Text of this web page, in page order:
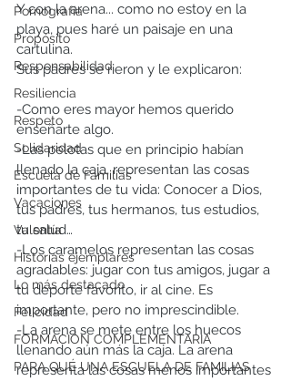
Pornografía
Propósito
Responsabilidad
Resiliencia
Respeto
Solidaridad
Escuela de Familias
Vacaciones
Valentía
Historias ejemplares
Lo más destacado
Felicidad
FORMACIÓN COMPLEMENTARIA
PARA QUÉ UNA ESCUELA DE FAMILIAS
Y con la arena... como no estoy en la
playa, pues haré un paisaje en una
cartulina.
Sus padres se rieron y le explicaron:
-Como eres mayor hemos querido
enseñarte algo.
-Las pelotas que en principio habían
llenado la caja, representan las cosas
importantes de tu vida: Conocer a Dios,
tus padres, tus hermanos, tus estudios,
tu salud…
-Los caramelos representan las cosas
agradables: jugar con tus amigos, jugar a
tu deporte favorito, ir al cine. Es
importante, pero no imprescindible.
-La arena se mete entre los huecos
llenando aún más la caja. La arena
representa las cosas menos importantes